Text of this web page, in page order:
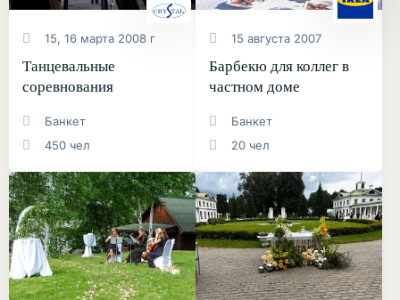
15, 16 марта 2008 г
Танцевальные
соревнования
Банкет
450 чел
15 августа 2007
Барбекю для коллег в
частном доме
Банкет
20 чел